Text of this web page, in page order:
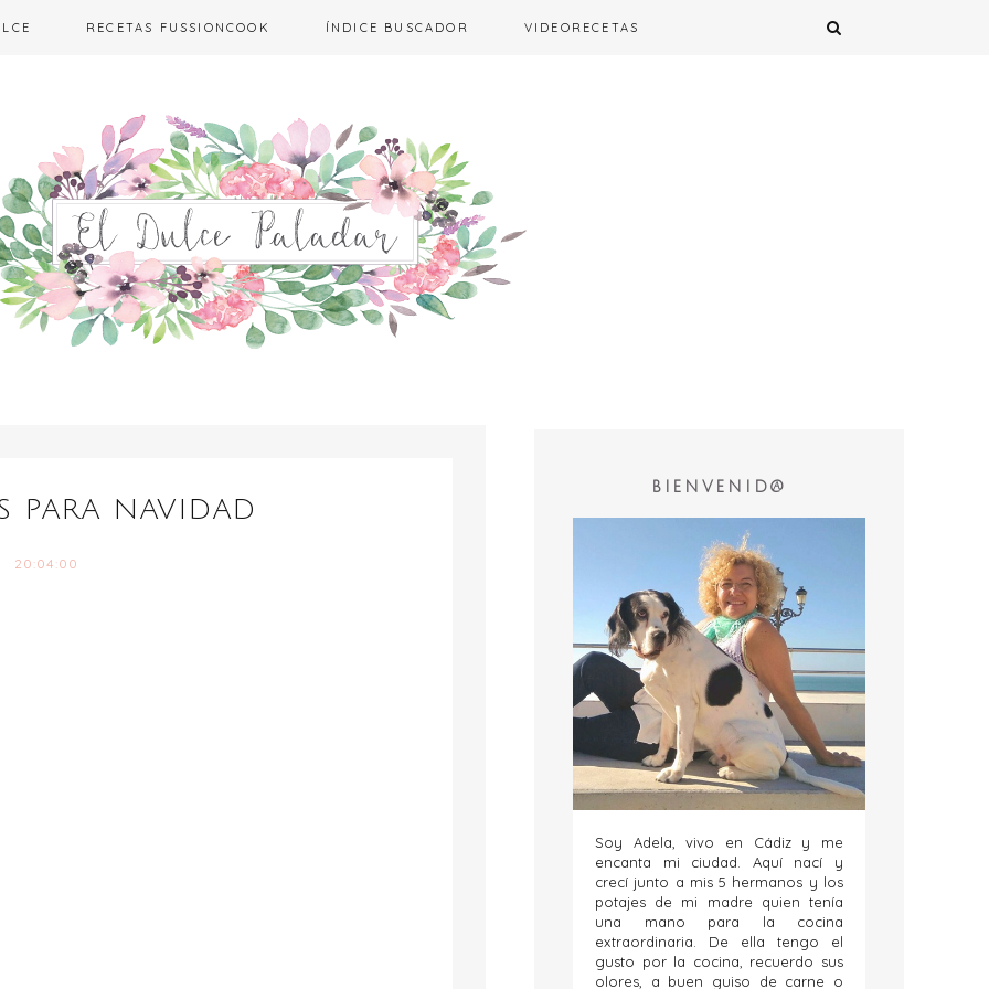
RECETAS FUSSIONCOOK ÍNDICE BUSCADOR VIDEORECETAS
PARA NAVIDAD
20:04:00
BIENVENID@
Soy Adela, vivo en Cádiz y me
encanta mi ciudad. Aquí nací y
crecí junto a mis 5 hermanos y los
potajes de mi madre quien tenía
una mano para la cocina
extraordinaria. De ella tengo el
gusto por la cocina, recuerdo sus
olores, a buen guiso de carne o